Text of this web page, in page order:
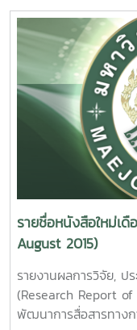
Effect of Drying
Spirulina [
Maejo
5. การศึกษาศักยภาพใ
มาผลิตเอทานอล. มยุ
มหาวิทยาลัยแม่โจ้
A study on the
waste for the
Mayura
ดัชนีความสุขของชุมช
แม่โจ้ – แพร่ ฑีฆา โยธ
โจ้. 70 หน้า. เ
Community
Conservation of
Province Teeka
Appropriate in
Sakkatat
พัฒนาศักยภาพเกษตร
ตอนบน. นคเรศ รังควั
74 หน้า. เล
The Efficiency
Rubber Farms in
Rungkawat
ตรวจสอบปริมาณแก๊ส
อุตสาหกรรมเกษตรด้ว
กออกไซด์ที่อุณหภูมิต่ำ
มหาวิทยาลัยแม่โจ้ 69
The
Noxious NG3 Gas
Fabricated from
temperature.
รายชื่อหนังสือใหม่เ
August 2015)
รายงานผลการวิจัย, ป
(Research Report
พัฒนาการสื่อสารทางก